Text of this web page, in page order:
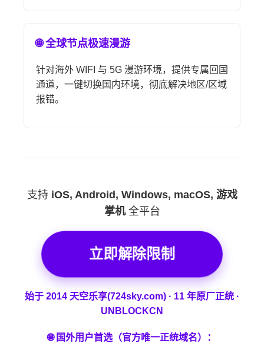
🌐 全球节点极速漫游
针对海外 WIFI 与 5G 漫游环境，提供专属回国
通道，一键切换国内环境，彻底解决地区/区域
报错。
支持 iOS, Android, Windows, macOS, 游戏
掌机全平台
立即解除限制
始于 2014 天空乐享(724sky.com) · 11 年原厂正统 ·
UNBLOCKCN
🌐 国外用户首选（官方唯一正统域名）：